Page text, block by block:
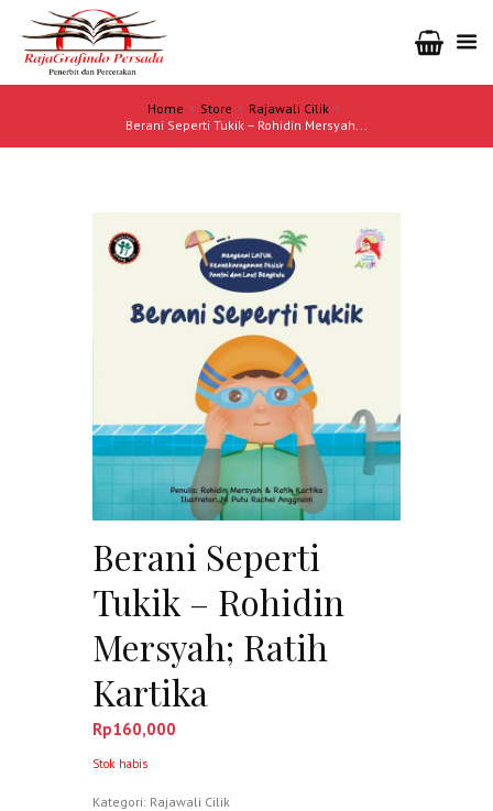
Home Store
Rajawali Cilik
Berani Seperti Tukik – Rohidin Mersyah...
Berani Seperti
Tukik – Rohidin
Mersyah; Ratih
Kartika
Rp160,000
Stok habis
Kategori: Rajawali Cilik